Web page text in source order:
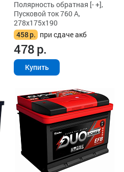
Полярность обратная [- +],
Пусковой ток 760 А,
278x175x190
458р. при сдаче акб
478р.
Купить